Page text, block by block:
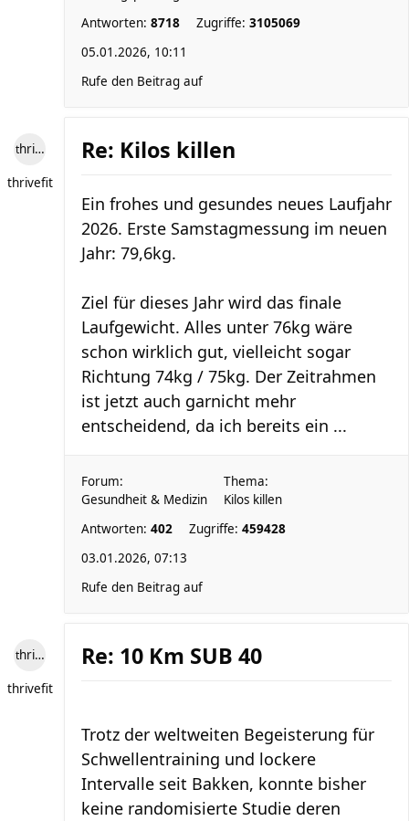
Antworten: 8718 Zugriffe: 3105069
05.01.2026, 10:11
Rufe den Beitrag auf
thrivefit
thrivefit
Re: Kilos killen
Ein frohes und gesundes neues Laufjahr
2026. Erste Samstagmessung im neuen
Jahr: 79,6kg.
Ziel für dieses Jahr wird das finale
Laufgewicht. Alles unter 76kg wäre
schon wirklich gut, vielleicht sogar
Richtung 74kg / 75kg. Der Zeitrahmen
ist jetzt auch garnicht mehr
entscheidend, da ich bereits ein ...
Forum:
Gesundheit & Medizin
Thema:
Kilos killen
Antworten: 402 Zugriffe: 459428
03.01.2026, 07:13
Rufe den Beitrag auf
thrivefit
thrivefit
Re: 10 Km SUB 40
Trotz der weltweiten Begeisterung für
Schwellentraining und lockere
Intervalle seit Bakken, konnte bisher
keine randomisierte Studie deren